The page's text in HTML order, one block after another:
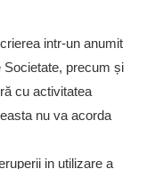
intr-un anumit
Societate, precum și
cu activitatea
nu va acorda
in utilizare a